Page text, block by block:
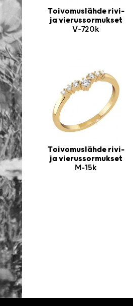
Toivomuslähde rivi-
ja vierussormukset
V-720k
Toivomuslähde rivi-
ja vierussormukset
M-15k